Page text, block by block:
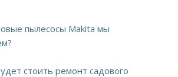
пылесосы Makita мы
стоить ремонт садового